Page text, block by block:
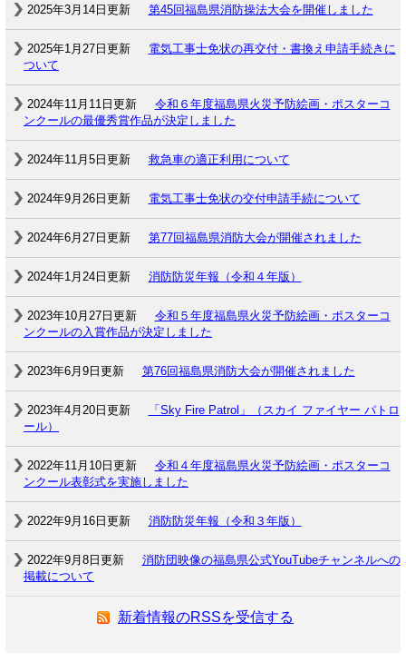
2025年3月14日更新 第45回福島県消防操法大会を開催しました
2025年1月27日更新
電気工事士免状の再交付・書換え申請手続きに
ついて
2024年11月11日更新
令和６年度福島県火災予防絵画・ポスターコ
ンクールの最優秀賞作品が決定しました
2024年11月5日更新 救急車の適正利用について
2024年9月26日更新 電気工事士免状の交付申請手続について
2024年6月27日更新 第77回福島県消防大会が開催されました
2024年1月24日更新 消防防災年報（令和４年版）
2023年10月27日更新
令和５年度福島県火災予防絵画・ポスターコ
ンクールの入賞作品が決定しました
2023年6月9日更新 第76回福島県消防大会が開催されました
2023年4月20日更新
「Sky Fire Patrol」（スカイ ファイヤー パトロ
ール）
2022年11月10日更新
令和４年度福島県火災予防絵画・ポスターコ
ンクール表彰式を実施しました
2022年9月16日更新 消防防災年報（令和３年版）
2022年9月8日更新
消防団映像の福島県公式YouTubeチャンネルへの
掲載について
新着情報のRSSを受信する